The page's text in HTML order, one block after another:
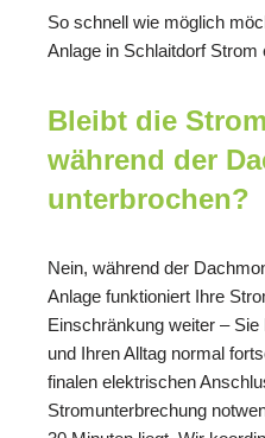
So schnell wie möglich
Anlage in Schlaitdorf Strom
Bleibt die
während der
unterbrochen?
Nein, während der
Anlage funktioniert Ihre
Einschränkung weiter –
und Ihren Alltag normal
finalen elektrischen
Stromunterbrechung